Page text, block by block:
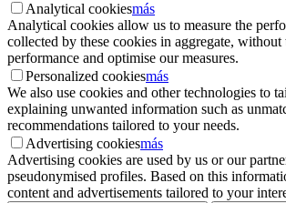
Analytical cookiesmás
Analytical cookies allow us to measure the
collected by these cookies in aggregate,
performance and optimise our measures.
Personalized cookiesmás
We also use cookies and other technologies to
explaining unwanted information such as
recommendations tailored to your needs.
Advertising cookiesmás
Advertising cookies are used by us or our
pseudonymised profiles. Based on this
content and advertisements tailored to your